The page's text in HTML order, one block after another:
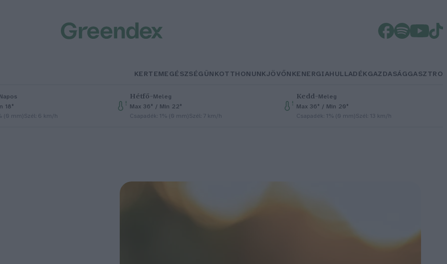
KERTEMEGÉSZSÉGÜNKOTTHONUNKJÖVŐNKENERGIAHULLADÉKGAZDASÁGGASZTRO
Napos
18°
(0 mm)Szél: 6 km/h
Hétfő–Meleg
Max 36° / Min 22°
Csapadék: 1% (0 mm)Szél: 7 km/h
Kedd–Meleg
Max 36° / Min 20°
Csapadék: 1% (0 mm)Szél: 13 km/h